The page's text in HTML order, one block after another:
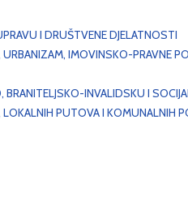
I DRUŠTVENE DJELATNOSTI
IMOVINSKO-PRAVNE
INVALIDSKU I
LOKALNIH PUTOVA I KOMUNALNIH